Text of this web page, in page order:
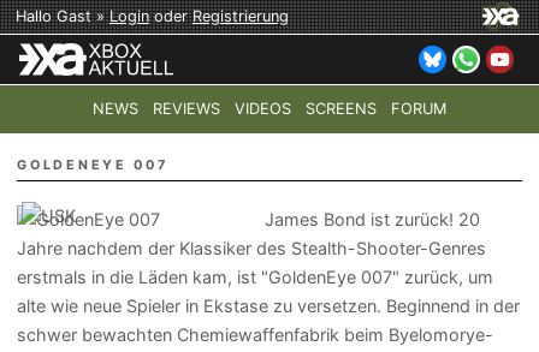
Hallo Gast »LoginoderRegistrierung
NEWS REVIEWS VIDEOS SCREENS FORUM
TOP-THEMEN: COD: MODERN WARFARE 4 HALO:
GOLDENEYE 007
James Bond ist zurück! 20
Jahre nachdem der Klassiker des Stealth-Shooter-Genres
erstmals in die Läden kam, ist "GoldenEye 007" zurück, um
alte wie neue Spieler in Ekstase zu versetzen. Beginnend in der
schwer bewachten Chemiewaffenfabrik beim Byelomorye-